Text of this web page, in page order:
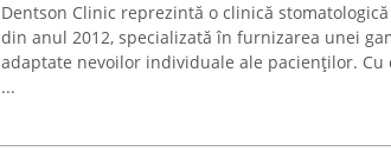
Dentson Clinic reprezintă o clinică
din anul 2012, specializată în furnizarea unei
adaptate nevoilor individuale ale pacienților. Cu
...